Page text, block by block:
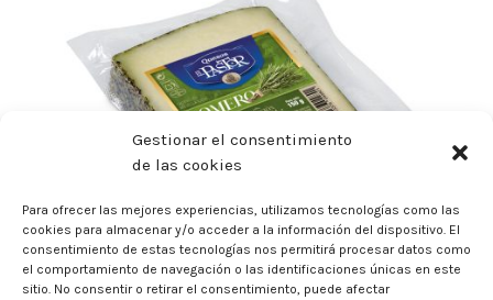
Gestionar el consentimiento
de las cookies
Para ofrecer las mejores experiencias, utilizamos tecnologías como las
cookies para almacenar y/o acceder a la información del dispositivo. El
consentimiento de estas tecnologías nos permitirá procesar datos como
el comportamiento de navegación o las identificaciones únicas en este
sitio. No consentir o retirar el consentimiento, puede afectar
QUESO MEZCLA CURADO CON ROMERO CUÑA
150 G